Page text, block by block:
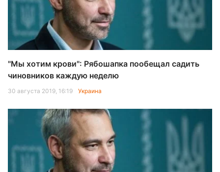
"Мы хотим крови": Рябошапка пообещал садить
чиновников каждую неделю
30 августа 2019, 16:19 Украина